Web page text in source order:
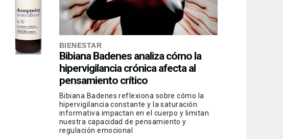
BIENESTAR
Bibiana Badenes analiza cómo la
hipervigilancia crónica afecta al
pensamiento crítico
Bibiana Badenes reflexiona sobre cómo la
hipervigilancia constante y la saturación
informativa impactan en el cuerpo y limitan
nuestra capacidad de pensamiento y
regulación emocional